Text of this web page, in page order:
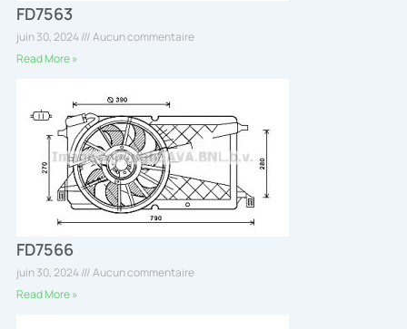
FD7563
juin 30, 2024
Aucun commentaire
Read More »
FD7566
juin 30, 2024
Aucun commentaire
Read More »